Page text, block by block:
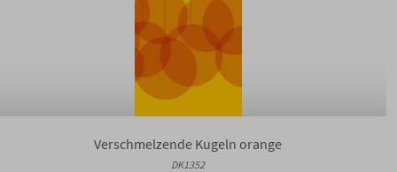
Verschmelzende Kugeln orange
DK1352